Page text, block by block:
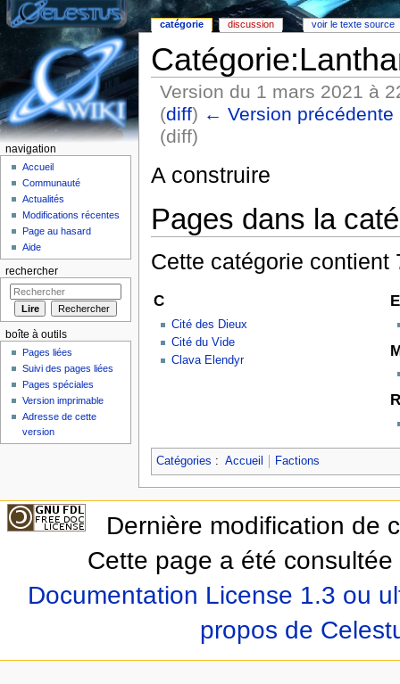
Version du 1 mars 2021 à
(diff) ← Version précédente
(diff)
A construire
Pages dans la
Cette catégorie
C
Cité des Dieux
Cité du Vide
Clava Elendyr
E
R
Catégories : Accueil Factions
catégorie discussion voir le texte source
navigation
Accueil
Communauté
Actualités
Modifications récentes
Page au hasard
Aide
rechercher
boîte à outils
Pages liées
Suivi des pages liées
Pages spéciales
Version imprimable
Adresse de cette
version
Dernière modification de
Cette page a été
Documentation License 1.3 ou
propos de